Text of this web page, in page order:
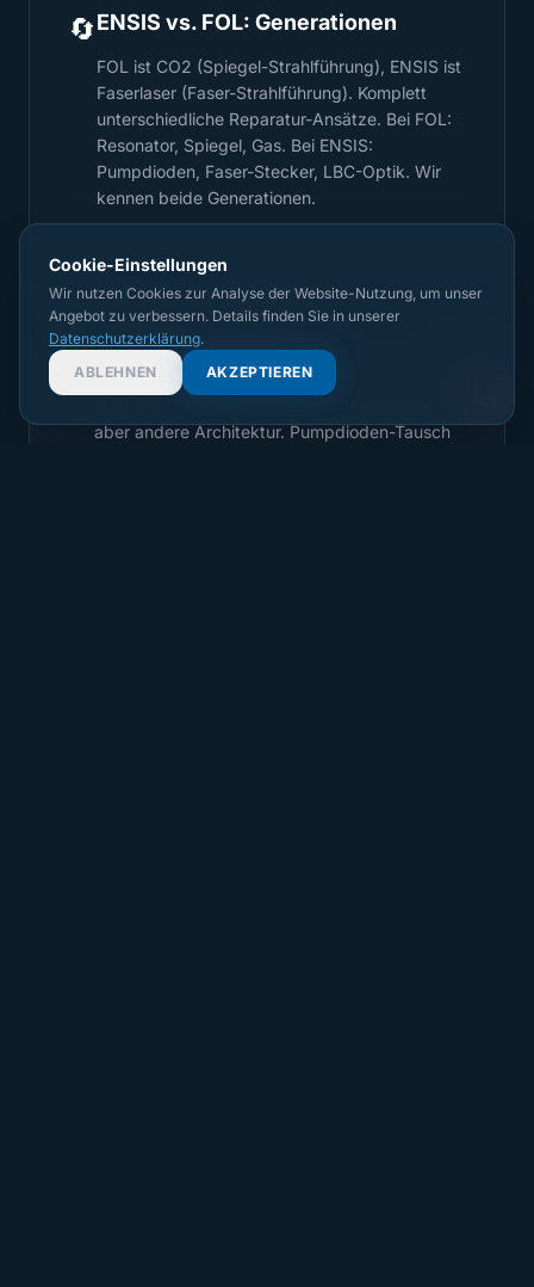
🔄ENSIS vs. FOL: Generationen
FOL ist CO2 (Spiegel-Strahlführung), ENSIS ist
Faserlaser (Faser-Strahlführung). Komplett
unterschiedliche Reparatur-Ansätze. Bei FOL:
Resonator, Spiegel, Gas. Bei ENSIS:
Pumpdioden, Faser-Stecker, LBC-Optik. Wir
kennen beide Generationen.
⚙️nLIGHT Laserquellen
Amada ENSIS nutzt häufig nLIGHT-Quellen
aber andere Architektur. Pumpdioden-Tausch
Cookie-Einstellungen
Wir nutzen Cookies zur Analyse der Website-Nutzung, um unser
Angebot zu verbessern. Details finden Sie in unserer
Datenschutzerklärung.
ABLEHNEN
AKZEPTIEREN